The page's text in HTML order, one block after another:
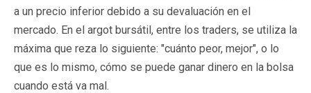
a un precio inferior debido a su devaluación en el
mercado. En el argot bursátil, entre los traders, se utiliza la
máxima que reza lo siguiente: "cuánto peor, mejor", o lo
que es lo mismo, cómo se puede ganar dinero en la bolsa
cuando está va mal.